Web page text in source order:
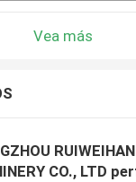
Vea más
RUIWEIHAN
LTD perfil